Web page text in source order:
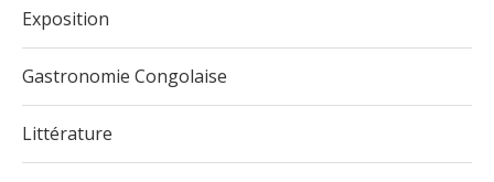
Exposition
Gastronomie Congolaise
Littérature